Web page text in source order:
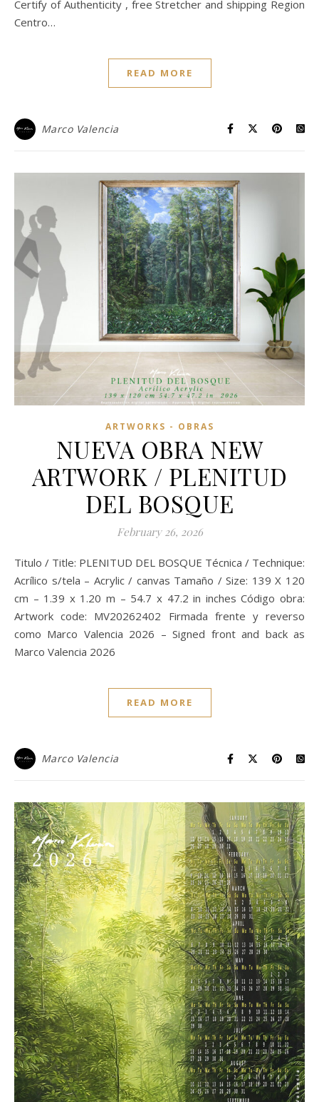
Certify of Authenticity , free Stretcher and shipping Region
Centro…
READ MORE
Marco Valencia
ARTWORKS - OBRAS
NUEVA OBRA NEW
ARTWORK / PLENITUD
DEL BOSQUE
February 26, 2026
Titulo / Title: PLENITUD DEL BOSQUE Técnica / Technique:
Acrílico s/tela – Acrylic / canvas Tamaño / Size: 139 X 120
cm – 1.39 x 1.20 m – 54.7 x 47.2 in inches Código obra:
Artwork code: MV20262402 Firmada frente y reverso
como Marco Valencia 2026 – Signed front and back as
Marco Valencia 2026
READ MORE
Marco Valencia